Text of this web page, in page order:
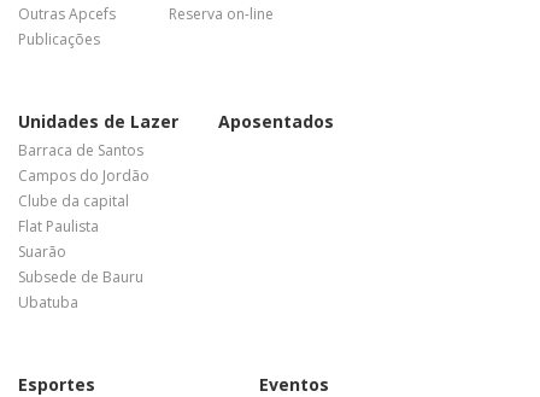
Outras Apcefs
Publicações
Reserva on-line
Unidades de Lazer
Barraca de Santos
Campos do Jordão
Clube da capital
Flat Paulista
Suarão
Subsede de Bauru
Ubatuba
Aposentados
Esportes Eventos